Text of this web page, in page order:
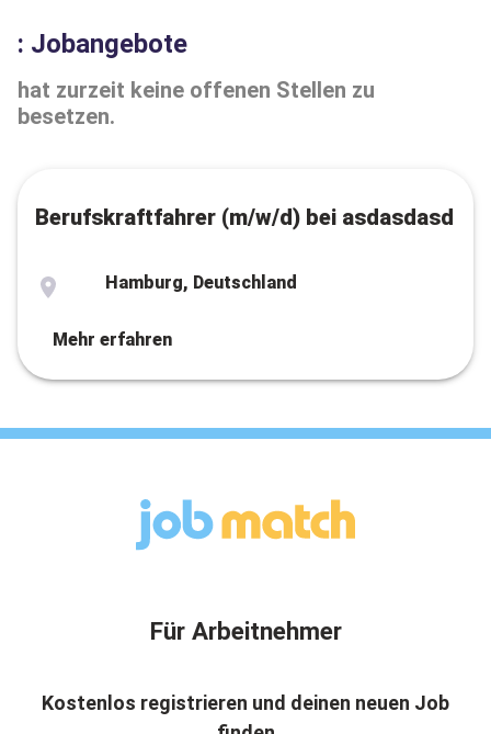
: Jobangebote
hat zurzeit keine offenen Stellen zu
besetzen.
Berufskraftfahrer (m/w/d) bei asdasdasd
Hamburg, Deutschland
Mehr erfahren
Für Arbeitnehmer
Kostenlos registrieren und deinen neuen Job